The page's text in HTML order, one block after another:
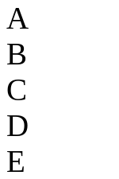
A
B
C
D
E